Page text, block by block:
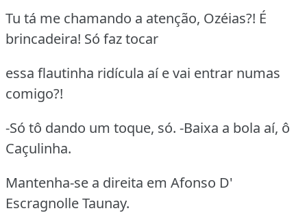
Tu tá me chamando a atenção, Ozéias?! É
brincadeira! Só faz tocar
essa flautinha ridícula aí e vai entrar numas
comigo?!
-Só tô dando um toque, só. -Baixa a bola aí, ô
Caçulinha.
Mantenha-se a direita em Afonso D'
Escragnolle Taunay.